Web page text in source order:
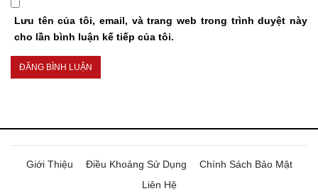
Lưu tên của tôi, email, và trang web trong trình duyệt này
cho lần bình luận kế tiếp của tôi.
Giới Thiệu Điều Khoảng Sử Dụng
Chính Sách Bảo Mật
Liên Hệ